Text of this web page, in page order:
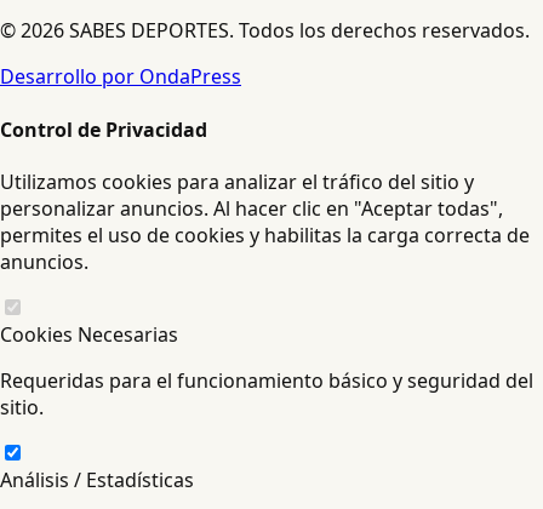
© 2026 SABES DEPORTES. Todos los derechos reservados.
Desarrollo por OndaPress
Control de Privacidad
Utilizamos cookies para analizar el tráfico del sitio y
personalizar anuncios. Al hacer clic en "Aceptar todas",
permites el uso de cookies y habilitas la carga correcta de
anuncios.
Cookies Necesarias
Requeridas para el funcionamiento básico y seguridad del
sitio.
Análisis / Estadísticas